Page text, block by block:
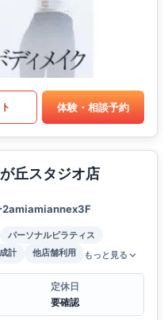
体験・相談予約
丘スタジオ店
2amiamiannex3F
パーソナルピラティス
計 他店舗利用 もっと見る
定休日
要確認